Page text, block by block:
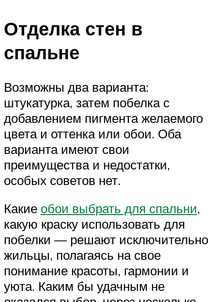
Отделка стен в
спальне
Возможны два варианта:
штукатурка, затем побелка с
добавлением пигмента желаемого
цвета и оттенка или обои. Оба
варианта имеют свои
преимущества и недостатки,
особых советов нет.
Какие обои выбрать для спальни,
какую краску использовать для
побелки — решают исключительно
жильцы, полагаясь на свое
понимание красоты, гармонии и
уюта. Каким бы удачным не